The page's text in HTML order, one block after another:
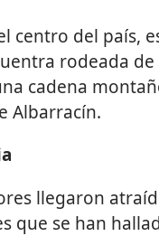
centro del país,
rodeada
cadena
Albarracín.
llegaron
que se han